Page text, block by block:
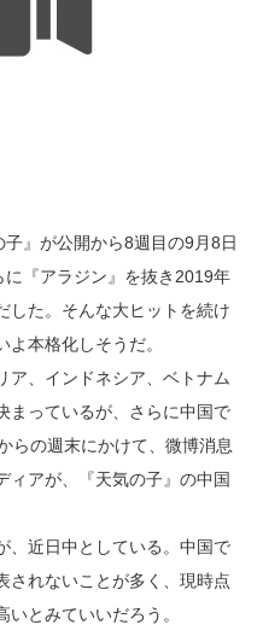
』が公開から8週目の9月8日
『アラジン』を抜き2019年
した。そんな大ヒットを続け
本格化しそうだ。
、インドネシア、ベトナム
まっているが、さらに中国で
らの週末にかけて、微博消息
ィアが、『天気の子』の中国
近日中としている。中国で
されないことが多く、現時点
とみていいだろう。